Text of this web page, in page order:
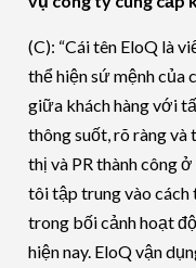
(C): “Cái tên EloQ là
thể hiện sứ mệnh của
giữa khách hàng với
thông suốt, rõ ràng
thị và PR thành công
tôi tập trung vào
trong bối cảnh hoạt
hiện nay. EloQ vận